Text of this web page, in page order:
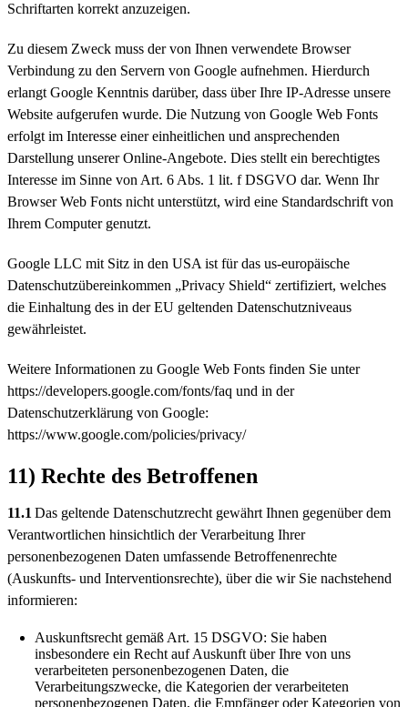
Schriftarten korrekt anzuzeigen.
Zu diesem Zweck muss der von Ihnen verwendete Browser
Verbindung zu den Servern von Google aufnehmen. Hierdurch
erlangt Google Kenntnis darüber, dass über Ihre IP-Adresse unsere
Website aufgerufen wurde. Die Nutzung von Google Web Fonts
erfolgt im Interesse einer einheitlichen und ansprechenden
Darstellung unserer Online-Angebote. Dies stellt ein berechtigtes
Interesse im Sinne von Art. 6 Abs. 1 lit. f DSGVO dar. Wenn Ihr
Browser Web Fonts nicht unterstützt, wird eine Standardschrift von
Ihrem Computer genutzt.
Google LLC mit Sitz in den USA ist für das us-europäische
Datenschutzübereinkommen „Privacy Shield“ zertifiziert, welches
die Einhaltung des in der EU geltenden Datenschutzniveaus
gewährleistet.
Weitere Informationen zu Google Web Fonts finden Sie unter
https://developers.google.com/fonts/faq und in der
Datenschutzerklärung von Google:
https://www.google.com/policies/privacy/
11) Rechte des Betroffenen
11.1 Das geltende Datenschutzrecht gewährt Ihnen gegenüber dem
Verantwortlichen hinsichtlich der Verarbeitung Ihrer
personenbezogenen Daten umfassende Betroffenenrechte
(Auskunfts- und Interventionsrechte), über die wir Sie nachstehend
informieren:
Auskunftsrecht gemäß Art. 15 DSGVO: Sie haben
insbesondere ein Recht auf Auskunft über Ihre von uns
verarbeiteten personenbezogenen Daten, die
Verarbeitungszwecke, die Kategorien der verarbeiteten
personenbezogenen Daten, die Empfänger oder Kategorien von